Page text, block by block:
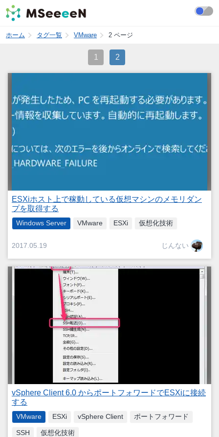
ホーム タグ一覧 VMware 2 ページ
1 2
ESXiホスト上で稼動している仮想マシンのメモリダン
プを取得する
Windows Server VMware ESXi 仮想化技術
2017.05.19 じんない
vSphere Client 6.0 からポートフォワードでESXiに接続
する
VMware ESXi vSphere Client ポートフォワード
SSH 仮想化技術